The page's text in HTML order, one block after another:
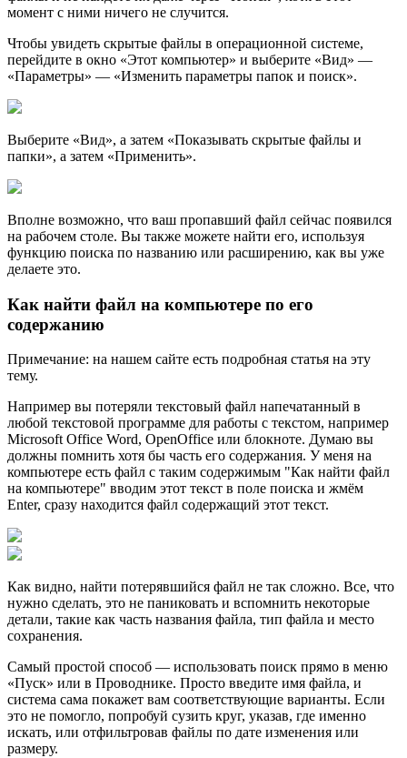
момент с ними ничего не случится.
Чтобы увидеть скрытые файлы в операционной системе,
перейдите в окно «Этот компьютер» и выберите «Вид» —
«Параметры» — «Изменить параметры папок и поиск».
Выберите «Вид», а затем «Показывать скрытые файлы и
папки», а затем «Применить».
Вполне возможно, что ваш пропавший файл сейчас появился
на рабочем столе. Вы также можете найти его, используя
функцию поиска по названию или расширению, как вы уже
делаете это.
Как найти файл на компьютере по его
содержанию
Примечание: на нашем сайте есть подробная статья на эту
тему.
Например вы потеряли текстовый файл напечатанный в
любой текстовой программе для работы с текстом, например
Microsoft Office Word, OpenOffice или блокноте. Думаю вы
должны помнить хотя бы часть его содержания. У меня на
компьютере есть файл с таким содержимым "Как найти файл
на компьютере" вводим этот текст в поле поиска и жмём
Enter, сразу находится файл содержащий этот текст.
Как видно, найти потерявшийся файл не так сложно. Все, что
нужно сделать, это не паниковать и вспомнить некоторые
детали, такие как часть названия файла, тип файла и место
сохранения.
Самый простой способ — использовать поиск прямо в меню
«Пyск» или в Проводнике. Просто введите имя файла, и
система сама покажет вам соответствующие варианты. Если
это не помогло, попробуй сузить круг, указав, где именно
искать, или отфильтровав файлы по дате изменения или
размеру.